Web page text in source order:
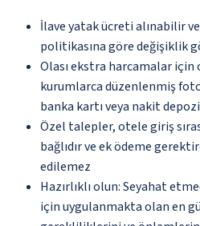
İlave yatak ücreti alınabilir
politikasına göre değişiklik
Olası ekstra harcamalar
kurumlarca düzenlenmiş
banka kartı veya nakit
Özel talepler, otele giriş
bağlıdır ve ek ödeme
edilemez
Hazırlıklı olun: Seyahat
için uygulanmakta olan en